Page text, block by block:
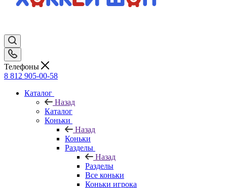
Телефоны
8 812 905-00-58
Каталог
Назад
Каталог
Коньки
Назад
Коньки
Разделы
Назад
Разделы
Все коньки
Коньки игрока